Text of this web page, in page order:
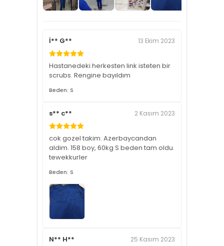
İ** G** 13 Ekim 2023
Hastanedeki herkesten link isteten bir
scrubs. Rengine bayıldım
Beden: S
s** c** 2 Kasım 2023
cok gozel takim. Azerbaycandan
aldim. 158 boy, 60kg S beden tam oldu.
tewekkurler
Beden: S
N** H** 25 Kasım 2023